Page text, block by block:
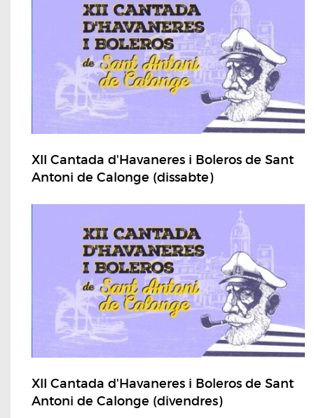
XII Cantada d'Havaneres i Boleros de Sant
Antoni de Calonge (dissabte)
XII Cantada d'Havaneres i Boleros de Sant
Antoni de Calonge (divendres)